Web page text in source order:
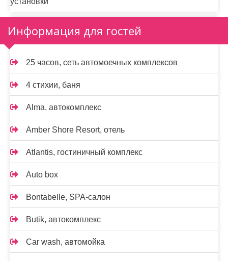
Информация для гостей
25 часов, сеть автомоечных комплексов
4 стихии, баня
Alma, автокомплекс
Amber Shore Resort, отель
Atlantis, гостиничный комплекс
Auto box
Bontabelle, SPA-салон
Butik, автокомплекс
Car wash, автомойка